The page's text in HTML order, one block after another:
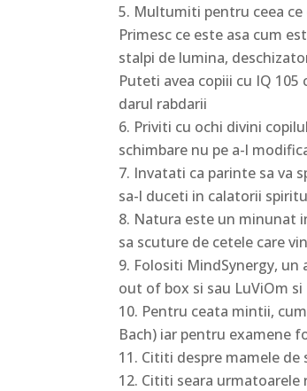
Multumiti pentru ceea ce
Primesc ce este asa cum
stalpi de lumina,
Puteti avea copiii cu IQ
darul rabdarii
Priviti cu ochi divini
schimbare nu pe a-l
Invatati ca parinte sa va
sa-l duceti in calatorii
Natura este un minunat
sa scuture de cetele care
Folositi MindSynergy,
out of box si sau LuViOm
Pentru ceata mintii,
Bach) iar pentru examene
Cititi despre mamele de
Cititi seara urmatoarele